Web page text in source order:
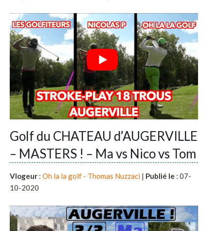
Golf du CHATEAU d’AUGERVILLE
– MASTERS ! – Ma vs Nico vs Tom
Vlogeur : Oh la la golf - Thomas Nuzzaci | Publié le : 07-
10-2020